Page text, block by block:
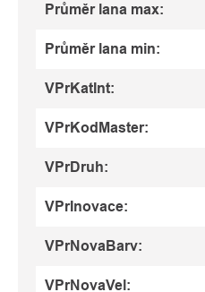
Průměr lana max:
Průměr lana min:
VPrKatInt:
VPrKodMaster:
VPrDruh:
VPrInovace:
VPrNovaBarv:
VPrNovaVel :